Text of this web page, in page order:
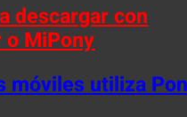
descargar con
MiPony
móviles utiliza